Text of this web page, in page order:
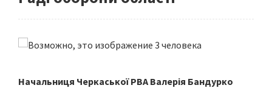
Начальниця Черкаської РВА Валерія Бандурко